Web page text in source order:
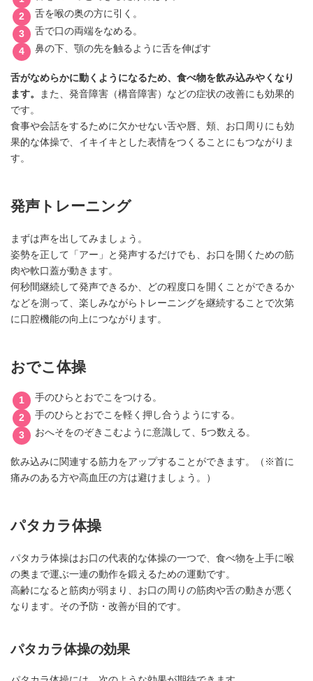
舌を喉の奥の方に引く。
舌で口の両端をなめる。
鼻の下、顎の先を触るように舌を伸ばす
舌がなめらかに動くようになるため、食べ物を飲み込みやくなり
ます。
また、発音障害（構音障害）などの症状の改善にも効果的
です。
食事や会話をするために欠かせない舌や唇、頬、お口周りにも効
果的な体操で、イキイキとした表情をつくることにもつながりま
す。
発声トレーニング
まずは声を出してみましょう。
姿勢を正して「アー」と発声するだけでも、お口を開くための筋
肉や軟口蓋が動きます。
何秒間継続して発声できるか、どの程度口を開くことができるか
などを測って、楽しみながらトレーニングを継続することで次第
に口腔機能の向上につながります。
おでこ体操
手のひらとおでこをつける。
手のひらとおでこを軽く押し合うようにする。
おへそをのぞきこむように意識して、5つ数える。
飲み込みに関連する筋力をアップすることができます。（※首に
痛みのある方や高血圧の方は避けましょう。）
パタカラ体操
パタカラ体操はお口の代表的な体操の一つで、食べ物を上手に喉
の奥まで運ぶ一連の動作を鍛えるための運動です。
高齢になると筋肉が弱まり、お口の周りの筋肉や舌の動きが悪く
なります。その予防・改善が目的です。
パタカラ体操の効果